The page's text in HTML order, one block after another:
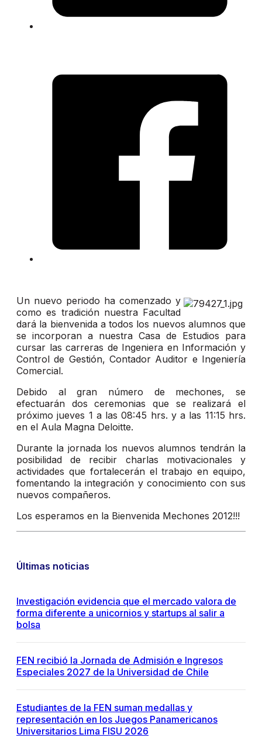
Un nuevo periodo ha comenzado y
como es tradición nuestra Facultad
dará la bienvenida a todos los nuevos alumnos que
se incorporan a nuestra Casa de Estudios para
cursar las carreras de Ingeniera en Información y
Control de Gestión, Contador Auditor e Ingeniería
Comercial.
Debido al gran número de mechones, se
efectuarán dos ceremonias que se realizará el
próximo jueves 1 a las 08:45 hrs. y a las 11:15 hrs.
en el Aula Magna Deloitte.
Durante la jornada los nuevos alumnos tendrán la
posibilidad de recibir charlas motivacionales y
actividades que fortalecerán el trabajo en equipo,
fomentando la integración y conocimiento con sus
nuevos compañeros.
Los esperamos en la Bienvenida Mechones 2012!!!
Últimas noticias
Investigación evidencia que el mercado valora de
forma diferente a unicornios y startups al salir a
bolsa
FEN recibió la Jornada de Admisión e Ingresos
Especiales 2027 de la Universidad de Chile
Estudiantes de la FEN suman medallas y
representación en los Juegos Panamericanos
Universitarios Lima FISU 2026